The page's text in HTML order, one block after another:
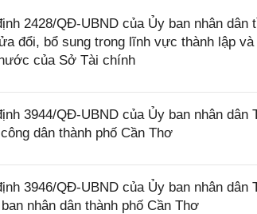
2428/QĐ-UBND của Ủy ban nhân
đổi, bổ sung trong lĩnh vực thành lập
của Sở Tài chính
3944/QĐ-UBND của Ủy ban nhân dân
dân thành phố Cần Thơ
3946/QĐ-UBND của Ủy ban nhân dân
nhân dân thành phố Cần Thơ